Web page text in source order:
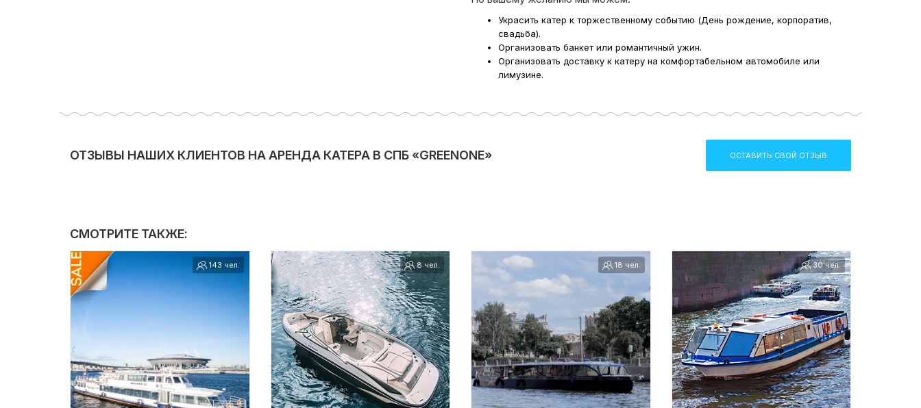
Украсить катер к торжественному событию (День рождение, корпоратив,
свадьба).
Организовать банкет или романтичный ужин.
Организовать доставку к катеру на комфортабельном автомобиле или
лимузине.
ОТЗЫВЫ НАШИХ КЛИЕНТОВ НА АРЕНДА КАТЕРА В СПБ «GREENONE» ОСТАВИТЬ СВОЙ ОТЗЫВ
СМОТРИТЕ ТАКЖЕ:
143 чел. 8 чел. 18 чел. 30 чел.